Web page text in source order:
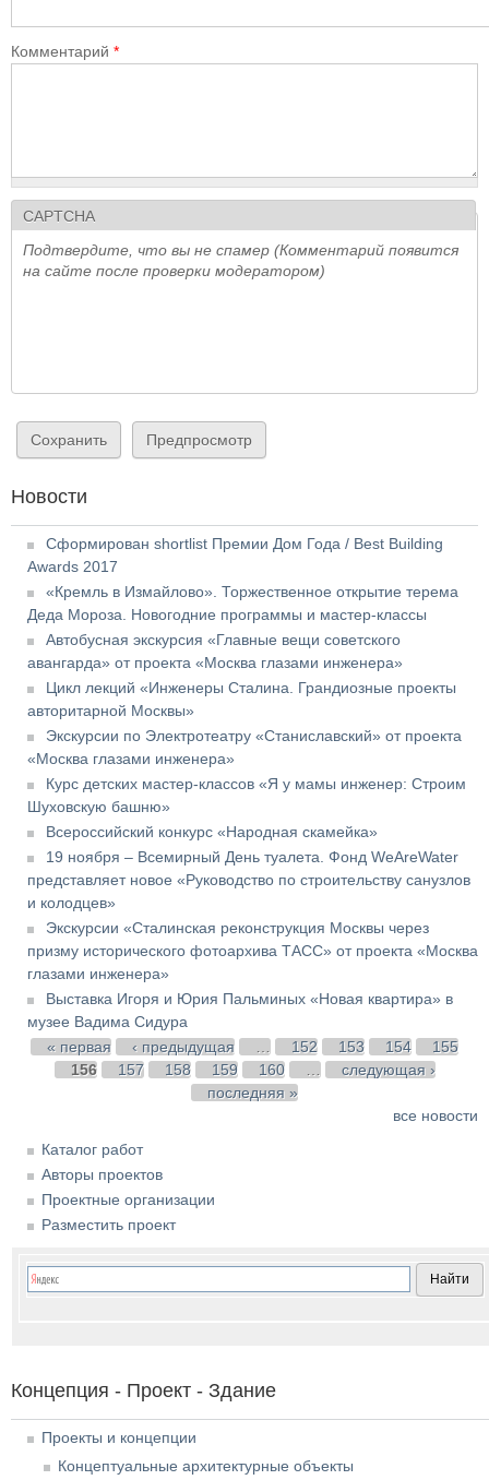
Комментарий *
CAPTCHA
Подтвердите, что вы не спамер (Комментарий появится
на сайте после проверки модератором)
Новости
Сформирован shortlist Премии Дом Года / Best Building
Awards 2017
«Кремль в Измайлово». Торжественное открытие терема
Деда Мороза. Новогодние программы и мастер-классы
Автобусная экскурсия «Главные вещи советского
авангарда» от проекта «Москва глазами инженера»
Цикл лекций «Инженеры Сталина. Грандиозные проекты
авторитарной Москвы»
Экскурсии по Электротеатру «Станиславский» от проекта
«Москва глазами инженера»
Курс детских мастер-классов «Я у мамы инженер: Строим
Шуховскую башню»
Всероссийский конкурс «Народная скамейка»
19 ноября – Всемирный День туалета. Фонд WeAreWater
представляет новое «Руководство по строительству санузлов
и колодцев»
Экскурсии «Сталинская реконструкция Москвы через
призму исторического фотоархива ТАСС» от проекта «Москва
глазами инженера»
Выставка Игоря и Юрия Пальминых «Новая квартира» в
музее Вадима Сидура
Страницы
« первая ‹ предыдущая 152 153 154
155
156
157 158 159 160
следующая ›
последняя »
все новости
Каталог работ
Авторы проектов
Проектные организации
Разместить проект
Концепция - Проект - Здание
Проекты и концепции
Концептуальные архитектурные объекты